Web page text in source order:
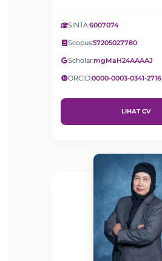
SINTA:6007074
Scopus:57205027780
Scholar:mgMaH24AAAAJ
ORCID:0000-0003-0341-2716
LIHAT CV